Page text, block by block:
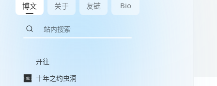
博文 关于 友链 Bio
开往
十年之约虫洞